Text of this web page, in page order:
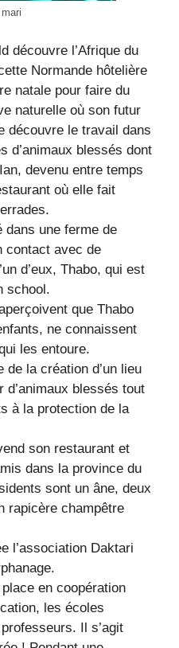
découvre l’Afrique du
Normande hôtelière
natale pour faire du
naturelle où son futur
découvre le travail dans
d’animaux blessés dont
devenu entre temps
où elle fait
dans une ferme de
contact avec de
d’eux, Thabo, qui est
school.
que Thabo
ne connaissent
les entoure.
de la création d’un lieu
d’animaux blessés tout
à la protection de la
son restaurant et
dans la province du
sont un âne, deux
rapicère champêtre
l’association Daktari
en coopération
les écoles
Il s’agit